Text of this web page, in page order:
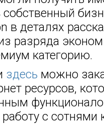
в деталях
разряда
категорию.
здесь можно
ресурсов,
с сотнями